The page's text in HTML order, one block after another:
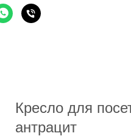
Кресло для
антрацит